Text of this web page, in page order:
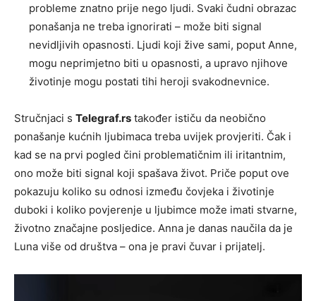
probleme znatno prije nego ljudi. Svaki čudni obrazac
ponašanja ne treba ignorirati – može biti signal
nevidljivih opasnosti. Ljudi koji žive sami, poput Anne,
mogu neprimjetno biti u opasnosti, a upravo njihove
životinje mogu postati tihi heroji svakodnevnice.
Stručnjaci s Telegraf.rs također ističu da neobično
ponašanje kućnih ljubimaca treba uvijek provjeriti. Čak i
kad se na prvi pogled čini problematičnim ili iritantnim,
ono može biti signal koji spašava život. Priče poput ove
pokazuju koliko su odnosi između čovjeka i životinje
duboki i koliko povjerenje u ljubimce može imati stvarne,
životno značajne posljedice. Anna je danas naučila da je
Luna više od društva – ona je pravi čuvar i prijatelj.